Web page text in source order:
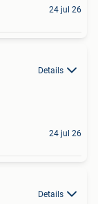
24 jul 26
Details
24 jul 26
Details